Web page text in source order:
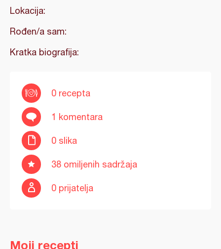
Lokacija:
Rođen/a sam:
Kratka biografija:
0 recepta
1 komentara
0 slika
38 omiljenih sadržaja
0 prijatelja
Moji recepti